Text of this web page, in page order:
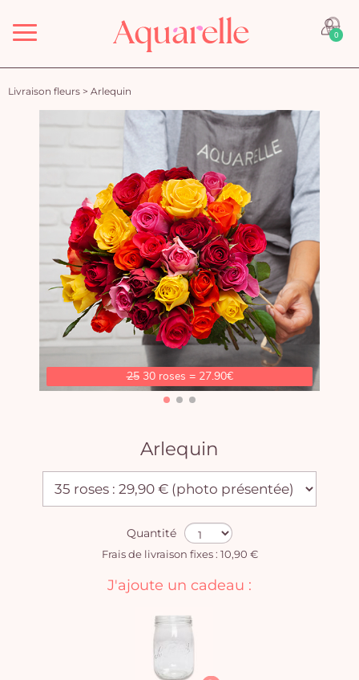
Menu 0
Livraison fleurs > Arlequin
2530 roses = 27.90€
Arlequin
Quantité
Frais de livraison fixes : 10,90 €
J'ajoute un cadeau :